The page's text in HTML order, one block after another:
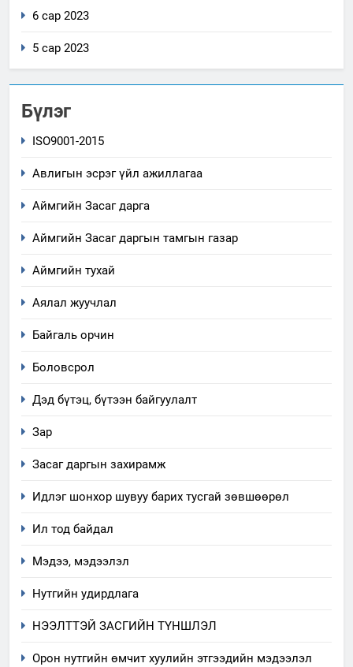
6 сар 2023
5 сар 2023
Бүлэг
ISO9001-2015
Авлигын эсрэг үйл ажиллагаа
Аймгийн Засаг дарга
Аймгийн Засаг даргын тамгын газар
Аймгийн тухай
Аялал жуучлал
Байгаль орчин
Боловсрол
Дэд бүтэц, бүтээн байгуулалт
Зар
Засаг даргын захирамж
Идлэг шонхор шувуу барих тусгай зөвшөөрөл
Ил тод байдал
Мэдээ, мэдээлэл
Нутгийн удирдлага
НЭЭЛТТЭЙ ЗАСГИЙН ТҮНШЛЭЛ
Орон нутгийн өмчит хуулийн этгээдийн мэдээлэл
салбар зөвлөл” аяны хүрээнд